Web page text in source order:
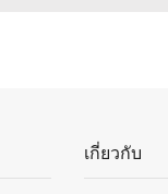
เกี่ยวกับ